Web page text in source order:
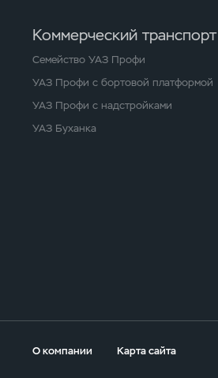
Коммерческий транспорт
Семейство УАЗ Профи
УАЗ Профи с бортовой платформой
УАЗ Профи с надстройками
УАЗ Буханка
О компании Карта сайта